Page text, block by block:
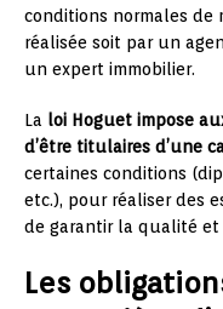
conditions normales de
réalisée soit par un
un expert immobilier.
La loi Hoguet impose
d’être titulaires d’une
certaines conditions
etc.), pour réaliser des
de garantir la qualité et
Les